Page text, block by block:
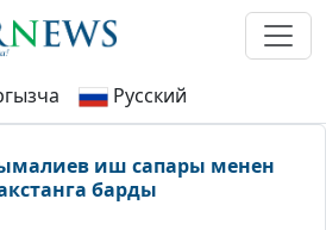
Русский
иш сапары менен
барды